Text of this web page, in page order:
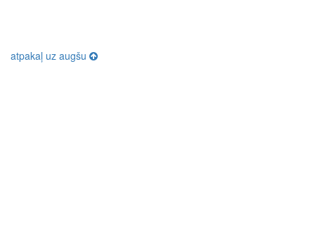
atpakaļ uz augšu